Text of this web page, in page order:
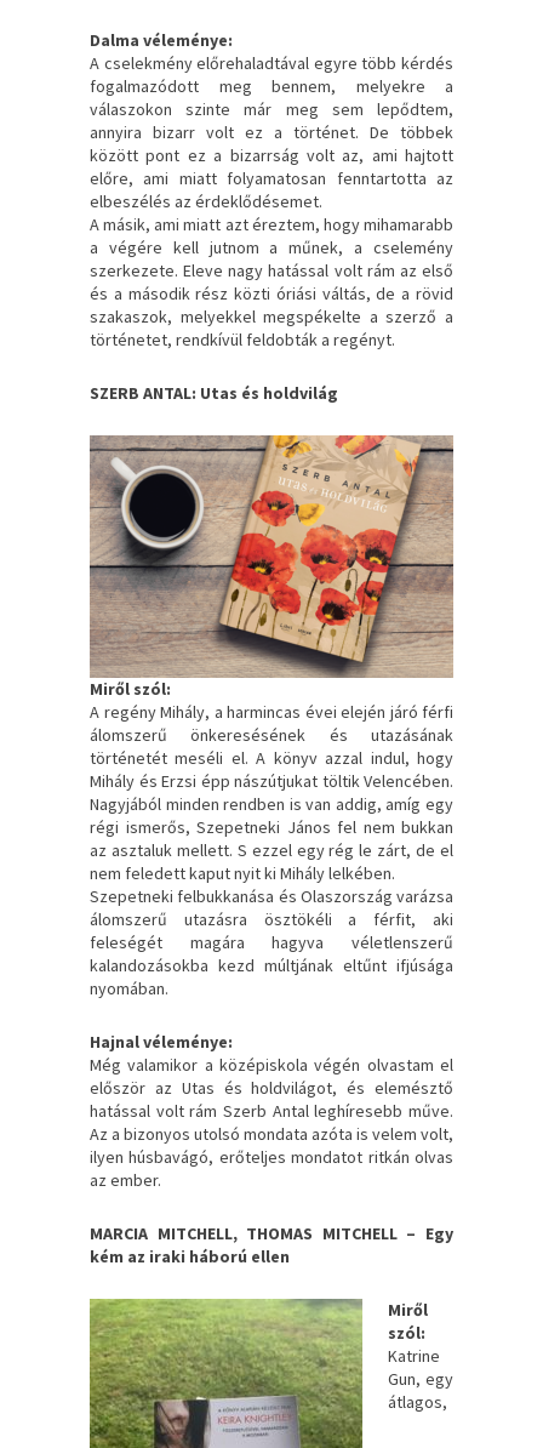
Dalma véleménye:
A cselekmény előrehaladtával egyre több kérdés
fogalmazódott meg bennem, melyekre a
válaszokon szinte már meg sem lepődtem,
annyira bizarr volt ez a történet. De többek
között pont ez a bizarrság volt az, ami hajtott
előre, ami miatt folyamatosan fenntartotta az
elbeszélés az érdeklődésemet.
A másik, ami miatt azt éreztem, hogy mihamarabb
a végére kell jutnom a műnek, a cselemény
szerkezete. Eleve nagy hatással volt rám az első
és a második rész közti óriási váltás, de a rövid
szakaszok, melyekkel megspékelte a szerző a
történetet, rendkívül feldobták a regényt.
SZERB ANTAL: Utas és holdvilág
Miről szól:
A regény Mihály, a harmincas évei elején járó férfi
álomszerű önkeresésének és utazásának
történetét meséli el. A könyv azzal indul, hogy
Mihály és Erzsi épp nászútjukat töltik Velencében.
Nagyjából minden rendben is van addig, amíg egy
régi ismerős, Szepetneki János fel nem bukkan
az asztaluk mellett. S ezzel egy rég le zárt, de el
nem feledett kaput nyit ki Mihály lelkében.
Szepetneki felbukkanása és Olaszország varázsa
álomszerű utazásra ösztökéli a férfit, aki
feleségét magára hagyva véletlenszerű
kalandozásokba kezd múltjának eltűnt ifjúsága
nyomában.
Hajnal véleménye:
Még valamikor a középiskola végén olvastam el
először az Utas és holdvilágot, és elemésztő
hatással volt rám Szerb Antal leghíresebb műve.
Az a bizonyos utolsó mondata azóta is velem volt,
ilyen húsbavágó, erőteljes mondatot ritkán olvas
az ember.
MARCIA MITCHELL, THOMAS MITCHELL – Egy
kém az iraki háború ellen
Miről
szól:
Katrine
Gun, egy
átlagos,